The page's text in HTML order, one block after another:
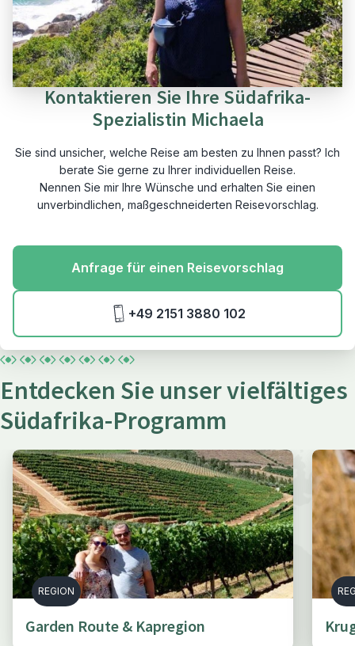
Kontaktieren Sie Ihre Südafrika-
Spezialistin Michaela
Sie sind unsicher, welche Reise am besten zu Ihnen passt? Ich
berate Sie gerne zu Ihrer individuellen Reise.
Nennen Sie mir Ihre Wünsche und erhalten Sie einen
unverbindlichen, maßgeschneiderten Reisevorschlag.
Anfrage für einen Reisevorschlag
+49 2151 3880 102
Entdecken Sie unser vielfältiges
Südafrika-Programm
REGION
Garden Route & Kapregion